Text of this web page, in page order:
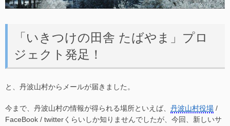
「いきつけの田舎 たばやま」プロ
ジェクト発足！
と、丹波山村からメールが届きました。
今まで、丹波山村の情報が得られる場所といえば、 丹波山村役場 /
FaceBook / twitterくらいしか知りませんでしたが、今回、新しいサ